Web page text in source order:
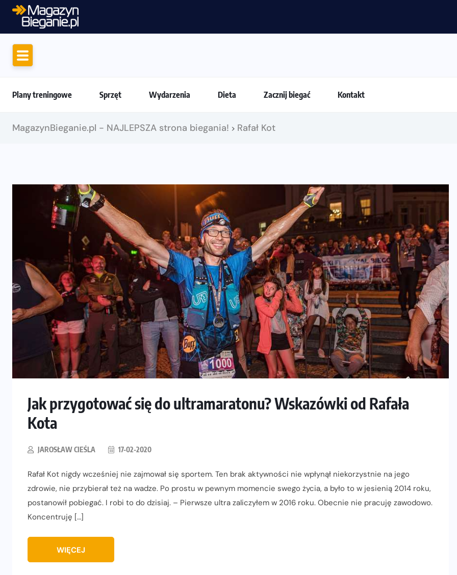
Plany treningowe Sprzęt Wydarzenia Dieta Zacznij biegać Kontakt
MagazynBieganie.pl - NAJLEPSZA strona biegania! > Rafał Kot
Jak przygotować się do ultramaratonu? Wskazówki od Rafała
Kota
JAROSŁAW CIEŚLA 17-02-2020
Rafał Kot nigdy wcześniej nie zajmował się sportem. Ten brak aktywności nie wpłynął niekorzystnie na jego
zdrowie, nie przybierał też na wadze. Po prostu w pewnym momencie swego życia, a było to w jesienią 2014 roku,
postanowił pobiegać. I robi to do dzisiaj. – Pierwsze ultra zaliczyłem w 2016 roku. Obecnie nie pracuję zawodowo.
Koncentruję […]
WIĘCEJ